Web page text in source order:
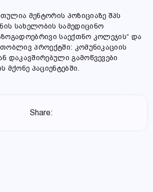
მენტორის პოზიციაზე შპს
სახელობის სამედიცინო
საექთნო კოლეჯის“ და
პროექტში: კომუნიკაციის
დაკავშირებული გამოწვევები
მქონე პაციენტებში.
Share: